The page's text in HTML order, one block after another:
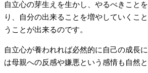
自立心の芽生えを生かし、やるべきこと
り、自分の出来ることを増やしていくこ
うことが出来るのです。
自立心が養われれば必然的に自己の成長
は母親への反感や嫌悪という感情も自然と